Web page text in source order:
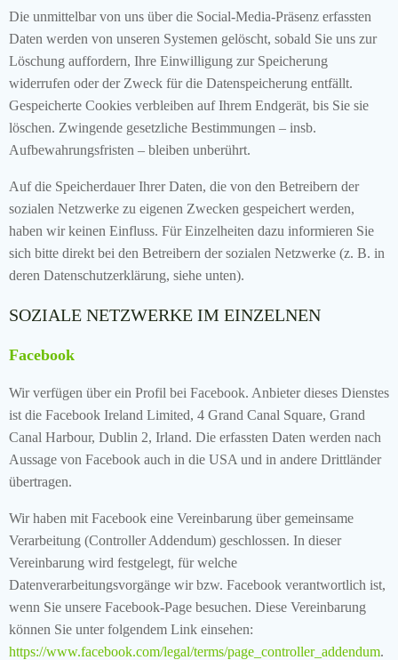
Die unmittelbar von uns über die Social-Media-Präsenz erfassten
Daten werden von unseren Systemen gelöscht, sobald Sie uns zur
Löschung auffordern, Ihre Einwilligung zur Speicherung
widerrufen oder der Zweck für die Datenspeicherung entfällt.
Gespeicherte Cookies verbleiben auf Ihrem Endgerät, bis Sie sie
löschen. Zwingende gesetzliche Bestimmungen – insb.
Aufbewahrungsfristen – bleiben unberührt.
Auf die Speicherdauer Ihrer Daten, die von den Betreibern der
sozialen Netzwerke zu eigenen Zwecken gespeichert werden,
haben wir keinen Einfluss. Für Einzelheiten dazu informieren Sie
sich bitte direkt bei den Betreibern der sozialen Netzwerke (z. B. in
deren Datenschutzerklärung, siehe unten).
SOZIALE NETZWERKE IM EINZELNEN
Facebook
Wir verfügen über ein Profil bei Facebook. Anbieter dieses Dienstes
ist die Facebook Ireland Limited, 4 Grand Canal Square, Grand
Canal Harbour, Dublin 2, Irland. Die erfassten Daten werden nach
Aussage von Facebook auch in die USA und in andere Drittländer
übertragen.
Wir haben mit Facebook eine Vereinbarung über gemeinsame
Verarbeitung (Controller Addendum) geschlossen. In dieser
Vereinbarung wird festgelegt, für welche
Datenverarbeitungsvorgänge wir bzw. Facebook verantwortlich ist,
wenn Sie unsere Facebook-Page besuchen. Diese Vereinbarung
können Sie unter folgendem Link einsehen:
https://www.facebook.com/legal/terms/page_controller_addendum.